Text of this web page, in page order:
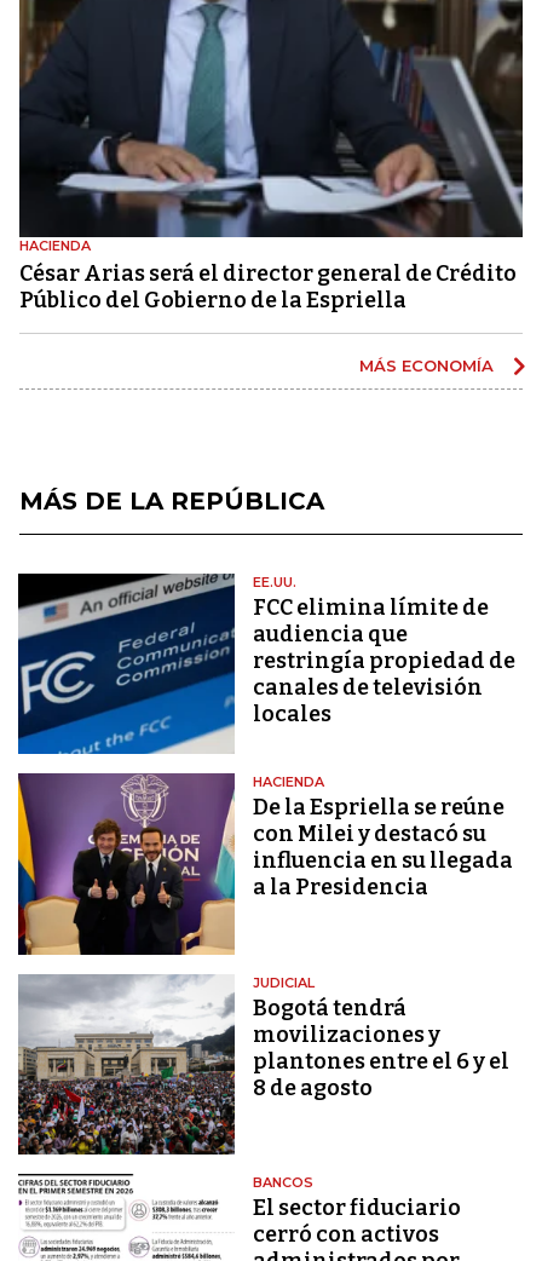
HACIENDA
César Arias será el director general de Crédito
Público del Gobierno de la Espriella
MÁS ECONOMÍA
MÁS DE LA REPÚBLICA
EE.UU.
FCC elimina límite de
audiencia que
restringía propiedad de
canales de televisión
locales
HACIENDA
De la Espriella se reúne
con Milei y destacó su
influencia en su llegada
a la Presidencia
JUDICIAL
Bogotá tendrá
movilizaciones y
plantones entre el 6 y el
8 de agosto
BANCOS
El sector fiduciario
cerró con activos